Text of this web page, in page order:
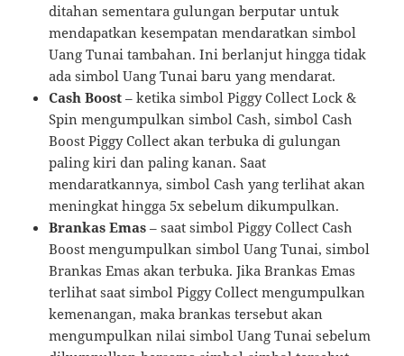
ditahan sementara gulungan berputar untuk
mendapatkan kesempatan mendaratkan simbol
Uang Tunai tambahan. Ini berlanjut hingga tidak
ada simbol Uang Tunai baru yang mendarat.
Cash Boost – ketika simbol Piggy Collect Lock &
Spin mengumpulkan simbol Cash, simbol Cash
Boost Piggy Collect akan terbuka di gulungan
paling kiri dan paling kanan. Saat
mendaratkannya, simbol Cash yang terlihat akan
meningkat hingga 5x sebelum dikumpulkan.
Brankas Emas – saat simbol Piggy Collect Cash
Boost mengumpulkan simbol Uang Tunai, simbol
Brankas Emas akan terbuka. Jika Brankas Emas
terlihat saat simbol Piggy Collect mengumpulkan
kemenangan, maka brankas tersebut akan
mengumpulkan nilai simbol Uang Tunai sebelum